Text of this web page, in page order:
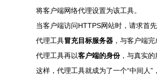
将客户端网络代理设置为该工具。
当客户端访问HTTPS网站时，请求首先
代理工具冒充目标服务器 ，与客户端
代理工具再以客户端的身份，与真实的
这样，代理工具就成为了一个“中间人